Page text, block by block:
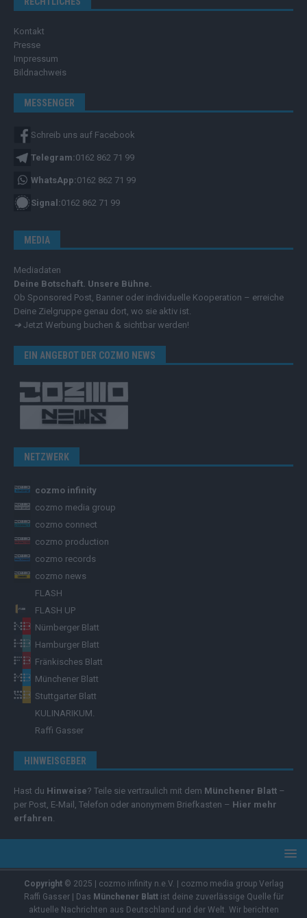
Kontakt
Presse
Impressum
Bildnachweis
MESSENGER
Schreib uns auf Facebook
Telegram:0162 862 71 99
WhatsApp:0162 862 71 99
Signal:0162 862 71 99
MEDIA
Mediadaten
Deine Botschaft. Unsere Bühne.
Ob Sponsored Post, Banner oder individuelle Kooperation – erreiche
Deine Zielgruppe genau dort, wo sie aktiv ist.
➔ Jetzt Werbung buchen & sichtbar werden!
EIN ANGEBOT DER COZMO NEWS
NETZWERK
cozmo infinity
cozmo media group
cozmo connect
cozmo production
cozmo records
cozmo news
FLASH
FLASH UP
Nürnberger Blatt
Hamburger Blatt
Fränkisches Blatt
Münchener Blatt
Stuttgarter Blatt
KULINARIKUM.
Raffi Gasser
HINWEISGEBER
Hast du Hinweise? Teile sie vertraulich mit dem Münchener Blatt –
per Post, E-Mail, Telefon oder anonymem Briefkasten – Hier mehr
erfahren.
Copyright© 2025 | cozmo infinity n.e.V. | cozmo media group Verlag
Raffi Gasser | Das Münchener Blattist deine zuverlässige Quelle für
aktuelle Nachrichten aus Deutschland und der Welt. Wir berichten